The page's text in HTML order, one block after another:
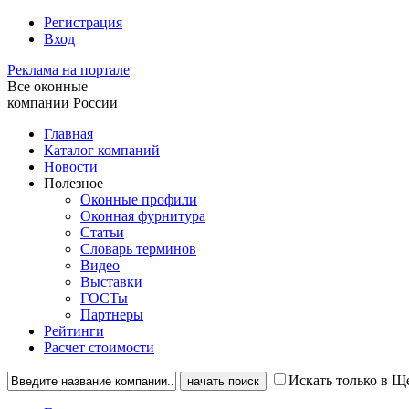
Регистрация
Вход
Реклама на портале
Все оконные
компании России
Главная
Каталог компаний
Новости
Полезное
Оконные профили
Оконная фурнитура
Статьи
Словарь терминов
Видео
Выставки
ГОСТы
Партнеры
Рейтинги
Расчет стоимости
Искать только в